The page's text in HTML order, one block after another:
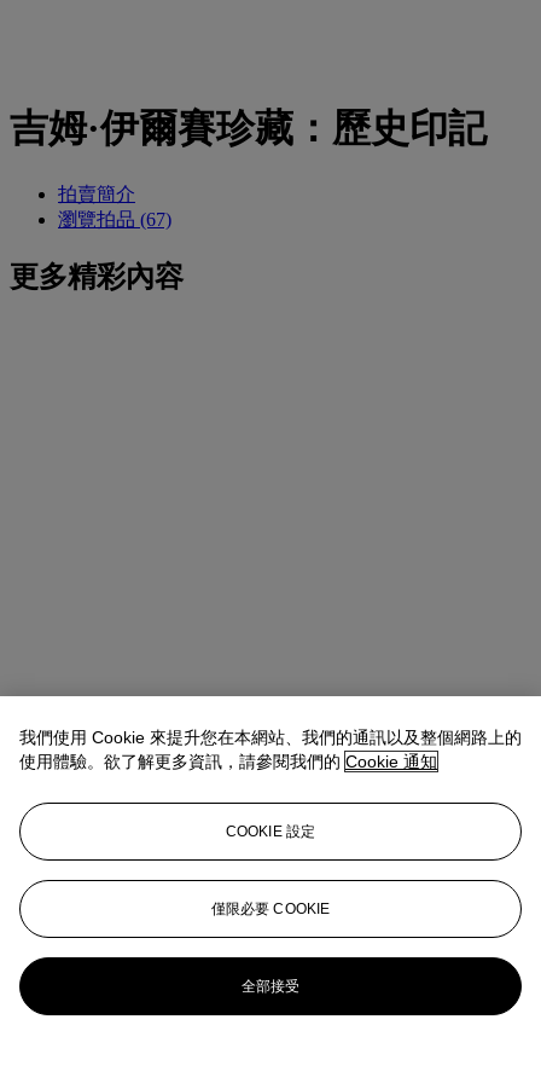
吉姆·伊爾賽珍藏：歷史印記
拍賣簡介
瀏覽拍品 (67)
更多精彩內容
我們使用 Cookie 來提升您在本網站、我們的通訊以及整個網路上的
使用體驗。欲了解更多資訊，請參閱我們的 Cookie 通知
COOKIE 設定
僅限必要 COOKIE
全部接受